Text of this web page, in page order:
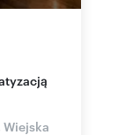
Wiejska